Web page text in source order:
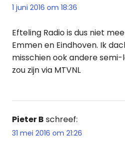
1 juni 2016 om 18:36
Efteling Radio is dus niet
Emmen en Eindhoven. Ik
misschien ook andere
zou zijn via MTVNL
Pieter B schreef:
31 mei 2016 om 21:26